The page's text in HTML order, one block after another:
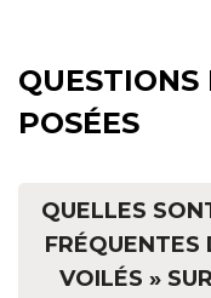
POSÉES
QUELLES
FRÉQUENTES
VOILÉS »